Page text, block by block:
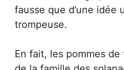
fausse que d’une idée
trompeuse.
En fait, les pommes